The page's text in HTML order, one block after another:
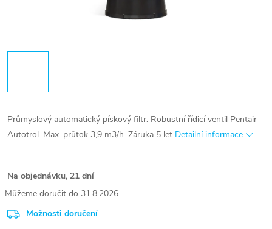
Průmyslový automatický pískový filtr. Robustní řídicí ventil Pentair
Autotrol. Max. průtok 3,9 m3/h. Záruka 5 let Detailní informace
Na objednávku, 21 dní
31.8.2026
Možnosti doručení